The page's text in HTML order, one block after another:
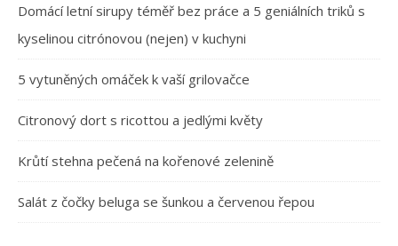
Domácí letní sirupy téměř bez práce a 5 geniálních triků s
kyselinou citrónovou (nejen) v kuchyni
5 vytuněných omáček k vaší grilovačce
Citronový dort s ricottou a jedlými květy
Krůtí stehna pečená na kořenové zelenině
Salát z čočky beluga se šunkou a červenou řepou